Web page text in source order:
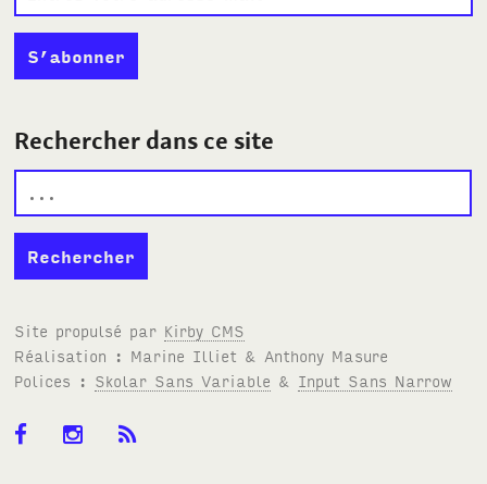
Rechercher dans ce site
Site propulsé par Kirby CMS
Réalisation : Marine Illiet & Anthony Masure
Polices : Skolar Sans Variable & Input Sans Narrow